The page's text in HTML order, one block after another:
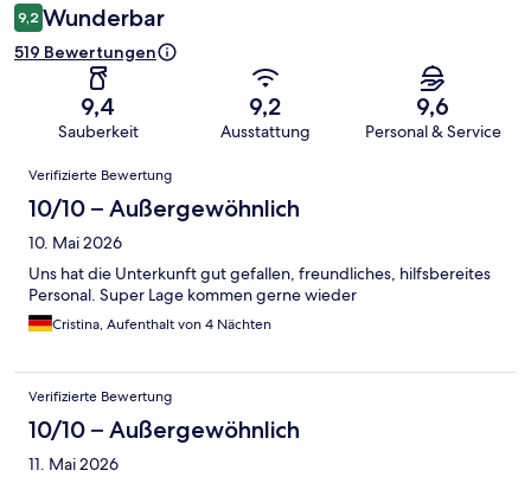
9,2 Wunderbar
519 Bewertungen
9,4
Sauberkeit
9,2
Ausstattung
9,6
Personal & Service
Bewertungen
Verifizierte Bewertung
10/10 – Außergewöhnlich
10. Mai 2026
Uns hat die Unterkunft gut gefallen, freundliches, hilfsbereites
Personal. Super Lage kommen gerne wieder
Cristina, Aufenthalt von 4 Nächten
Verifizierte Bewertung
10/10 – Außergewöhnlich
11. Mai 2026